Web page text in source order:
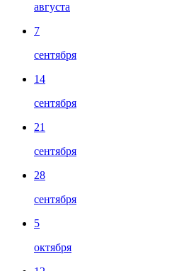
августа
7
сентября
14
сентября
21
сентября
28
сентября
5
октября